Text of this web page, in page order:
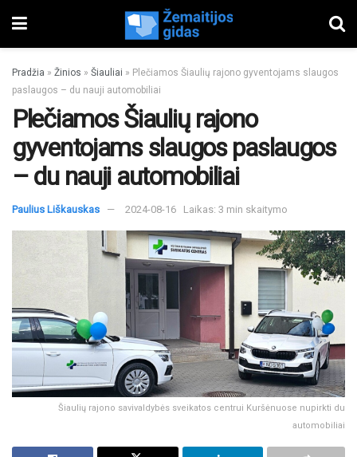
Pradžia » Žinios » Šiauliai » Plečiamos Šiaulių rajono gyventojams slaugos
paslaugos – du nauji automobiliai
Plečiamos Šiaulių rajono
gyventojams slaugos paslaugos
– du nauji automobiliai
Paulius Liškauskas 2024-08-16 Laikas: 3 min skaitymo
Šiaulių rajono savivaldybės sveikatos centrui Kuršėnuose nupirkti du
automobiliai